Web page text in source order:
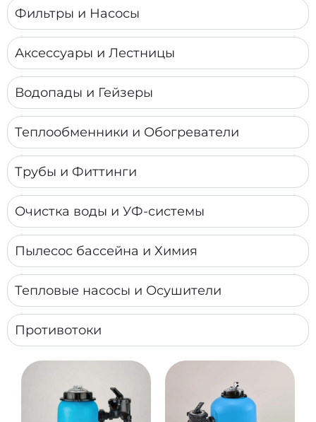
Фильтры и Насосы
Аксессуары и Лестницы
Водопады и Гейзеры
Теплообменники и Обогреватели
Трубы и Фиттинги
Очистка воды и УФ-системы
Пылесос бассейна и Химия
Тепловые насосы и Осушители
Противотоки